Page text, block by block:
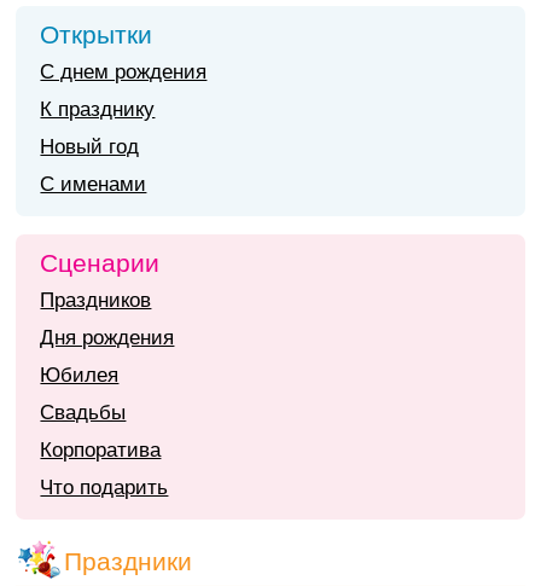
Открытки
С днем рождения
К празднику
Новый год
С именами
Сценарии
Праздников
Дня рождения
Юбилея
Свадьбы
Корпоратива
Что подарить
Праздники